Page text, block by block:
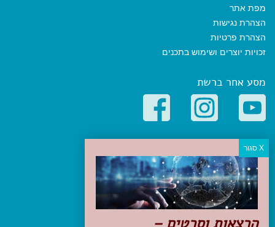
מפת אתר
הצהרת נגישות
הצהרת פרטיות
זכויות יוצרים ושימוש בתכנים
מסע אחר ברשת
קטגוריות פופולריות
יעדים
טיולים בישראל
מלונות בוטיק בישראל
טיפים והמלצות
הכנות לנסיעה